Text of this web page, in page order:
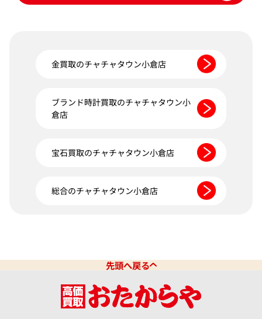
金買取のチャチャタウン小倉店
ブランド時計買取のチャチャタウン小
倉店
宝石買取のチャチャタウン小倉店
総合のチャチャタウン小倉店
先頭へ戻る